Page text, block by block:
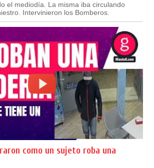
el mediodía. La misma iba circulando
Intervinieron los Bomberos.
como un sujeto roba una